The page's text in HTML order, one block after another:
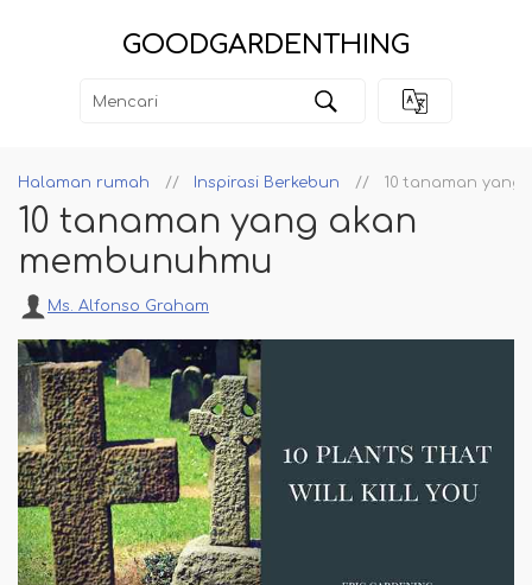
GOODGARDENTHING
Halaman rumah Inspirasi Berkebun 10 tanaman yang
10 tanaman yang akan
membunuhmu
Ms. Alfonso Graham